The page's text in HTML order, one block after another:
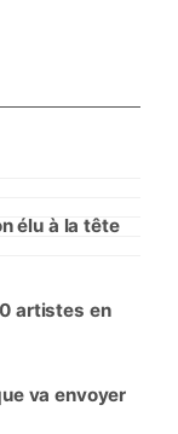
élu à la tête
artistes en
va envoyer